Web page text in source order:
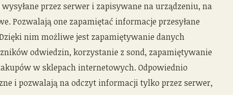
przez serwer i zapisywane na urządzeniu, na
Pozwalają one zapamiętać informacje przesyłane
nim możliwe jest zapamiętywanie danych
odwiedzin, korzystanie z sond, zapamiętywanie
w sklepach internetowych. Odpowiednio
i pozwalają na odczyt informacji tylko przez serwer,